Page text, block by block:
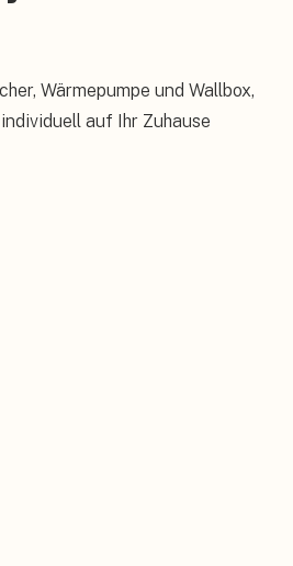
Wärmepumpe und Wallbox,
auf Ihr Zuhause